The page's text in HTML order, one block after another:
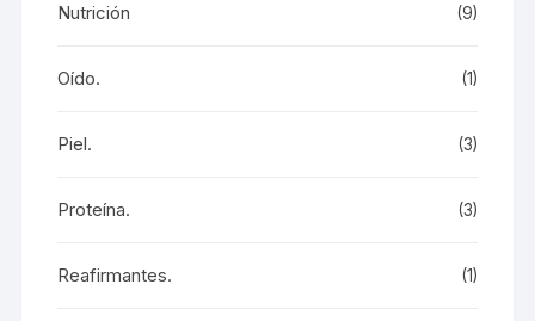
Nutrición (9)
Oído. (1)
Piel. (3)
Proteína. (3)
Reafirmantes. (1)